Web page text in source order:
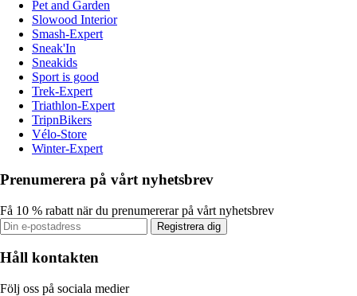
Pet and Garden
Slowood Interior
Smash-Expert
Sneak'In
Sneakids
Sport is good
Trek-Expert
Triathlon-Expert
TripnBikers
Vélo-Store
Winter-Expert
Prenumerera på vårt nyhetsbrev
Få 10 % rabatt när du prenumererar på vårt nyhetsbrev
Registrera dig
Håll kontakten
Följ oss på sociala medier